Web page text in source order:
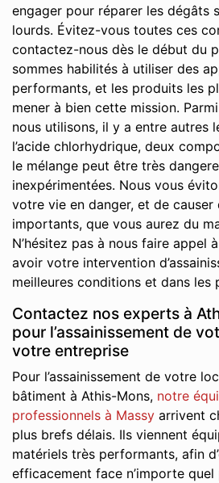
engager pour réparer les dégâts
lourds. Évitez-vous toutes ces
contactez-nous dès le début du
sommes habilités à utiliser des
performants, et les produits les
mener à bien cette mission.
nous utilisons, il y a entre autres
l’acide chlorhydrique, deux
le mélange peut être très
inexpérimentées. Nous vous
votre vie en danger, et de causer
importants, que vous aurez du
N’hésitez pas à nous faire appel
avoir votre intervention
meilleures conditions et dans les
Contactez nos experts à
pour l’assainissement de
votre entreprise
Pour l’assainissement de votre
bâtiment à Athis-Mons, notre
professionnels à Massy arrivent
plus brefs délais. Ils viennent
matériels très performants, afin
efficacement face n’importe quel